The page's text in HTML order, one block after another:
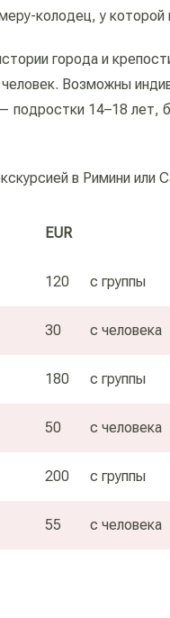
колодец, у
города и
Возможны
подростки 14–18
в Римини или
EUR
120 с группы
30 с человека
180 с группы
50 с человека
200 с группы
55 с человека